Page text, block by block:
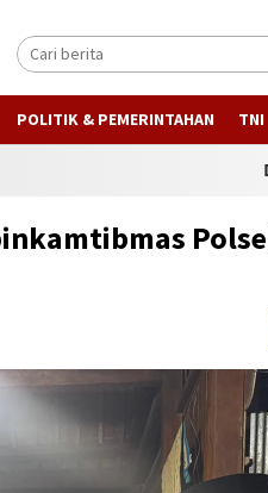
POLITIK & PEMERINTAHAN TNI
Diduga Jadi